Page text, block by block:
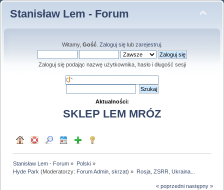
Stanisław Lem - Forum
Witamy, Gość. Zaloguj sięlub zarejestruj.
Zaloguj się podając nazwę użytkownika, hasło i długość sesji
Aktualności:
SKLEP LEM MRÓZ
Stanisław Lem - Forum » Polski»
Hyde Park (Moderatorzy: Forum Admin ,skrzat) » Rosja, ZSRR, Ukraina...
« poprzedni następny »